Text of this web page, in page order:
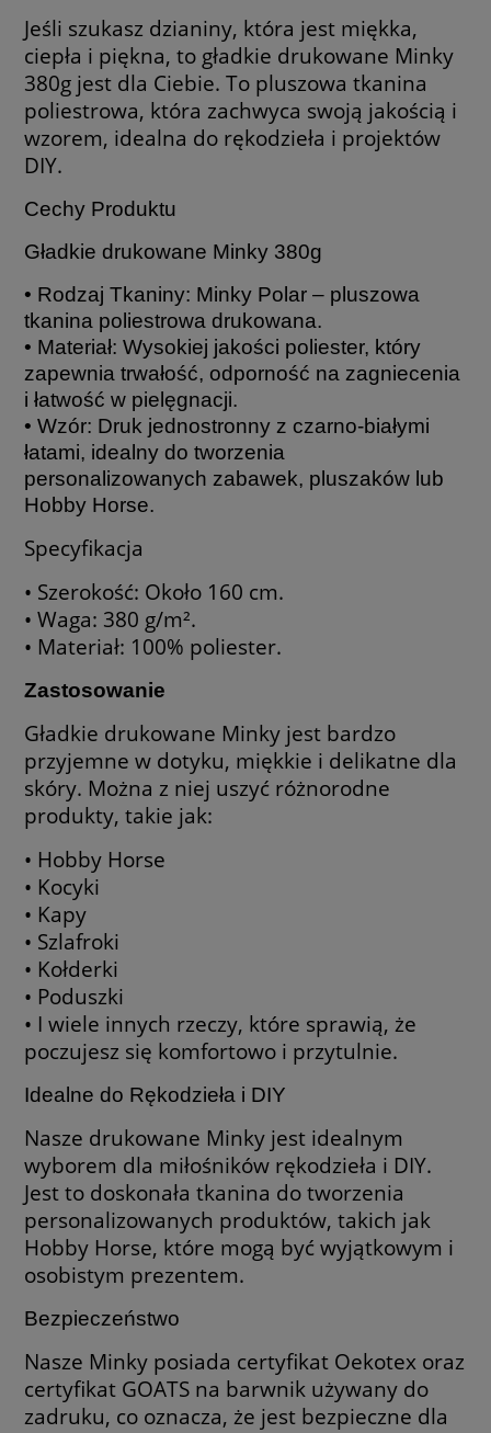
Jeśli szukasz dzianiny, która jest miękka,
ciepła i piękna, to gładkie drukowane Minky
380g jest dla Ciebie. To pluszowa tkanina
poliestrowa, która zachwyca swoją jakością i
wzorem, idealna do rękodzieła i projektów
DIY.
Cechy Produktu
Gładkie drukowane Minky 380g
• Rodzaj Tkaniny: Minky Polar – pluszowa
tkanina poliestrowa drukowana.
• Materiał: Wysokiej jakości poliester, który
zapewnia trwałość, odporność na zagniecenia
i łatwość w pielęgnacji.
• Wzór: Druk jednostronny z czarno-białymi
łatami, idealny do tworzenia
personalizowanych zabawek, pluszaków lub
Hobby Horse.
Specyfikacja
• Szerokość: Około 160 cm.
• Waga: 380 g/m².
• Materiał: 100% poliester.
Zastosowanie
Gładkie drukowane Minky jest bardzo
przyjemne w dotyku, miękkie i delikatne dla
skóry. Można z niej uszyć różnorodne
produkty, takie jak:
• Hobby Horse
• Kocyki
• Kapy
• Szlafroki
• Kołderki
• Poduszki
• I wiele innych rzeczy, które sprawią, że
poczujesz się komfortowo i przytulnie.
Idealne do Rękodzieła i DIY
Nasze drukowane Minky jest idealnym
wyborem dla miłośników rękodzieła i DIY.
Jest to doskonała tkanina do tworzenia
personalizowanych produktów, takich jak
Hobby Horse, które mogą być wyjątkowym i
osobistym prezentem.
Bezpieczeństwo
Nasze Minky posiada certyfikat Oekotex oraz
certyfikat GOATS na barwnik używany do
zadruku, co oznacza, że jest bezpieczne dla